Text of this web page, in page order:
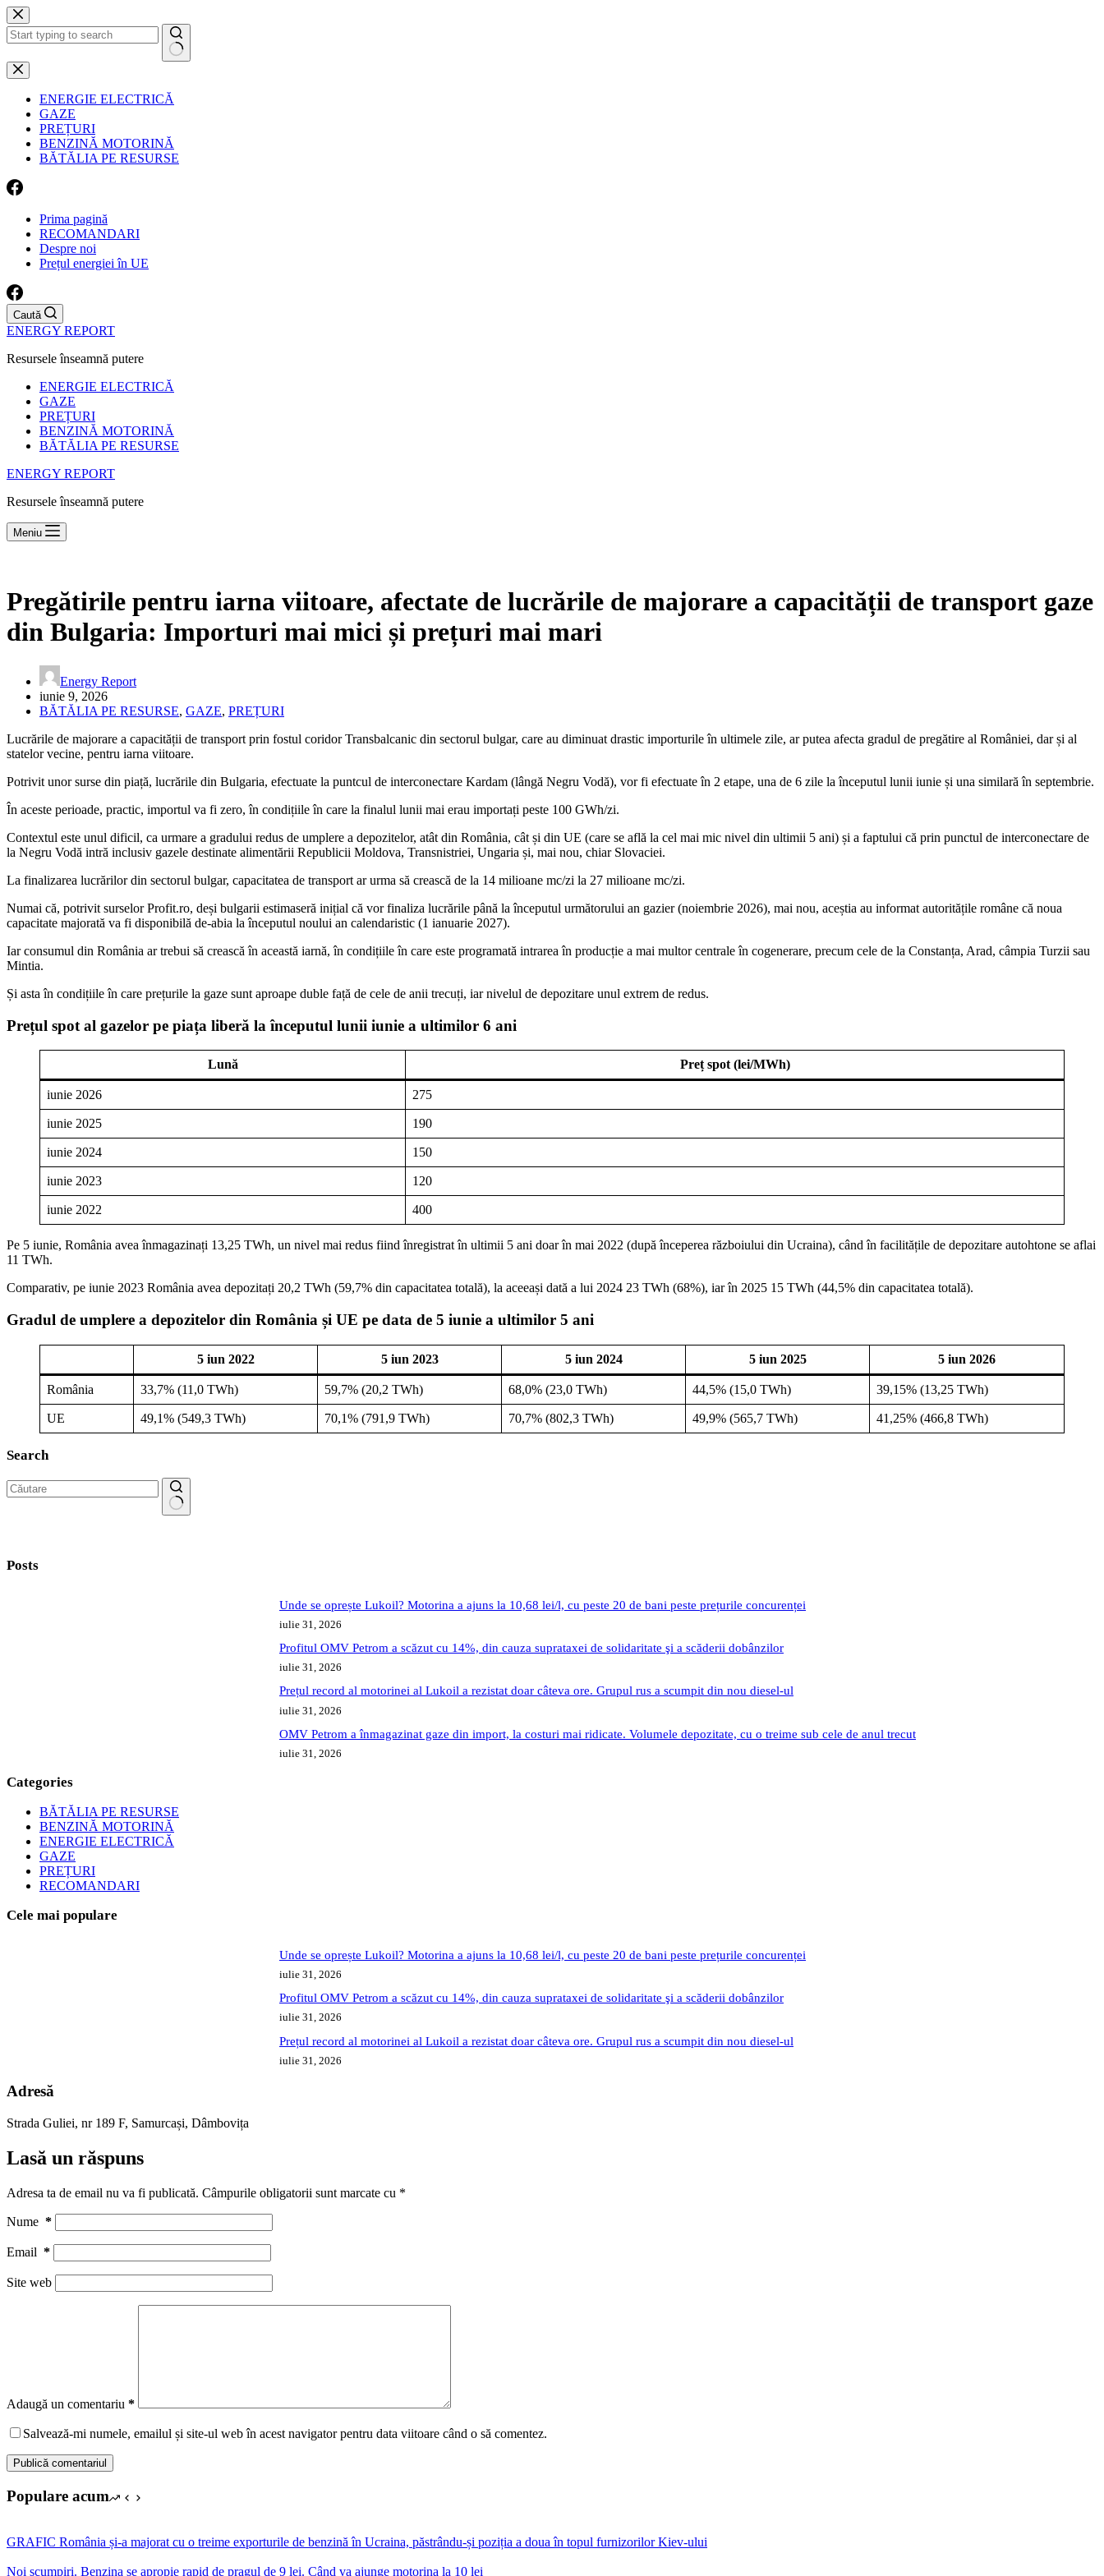
Sari
la
conținut
Niciun
rezultat
ENERGIE ELECTRICĂ
GAZE
PREȚURI
BENZINĂ MOTORINĂ
BĂTĂLIA PE RESURSE
Prima pagină
RECOMANDARI
Despre noi
Prețul energiei în UE
Caută
ENERGY REPORT
Resursele înseamnă putere
ENERGIE ELECTRICĂ
GAZE
PREȚURI
BENZINĂ MOTORINĂ
BĂTĂLIA PE RESURSE
ENERGY REPORT
Resursele înseamnă putere
Meniu
Pregătirile pentru iarna viitoare, afectate de lucrările de majorare a capacității de transport gaze
din Bulgaria: Importuri mai mici și prețuri mai mari
Energy Report
iunie 9, 2026
BĂTĂLIA PE RESURSE, GAZE, PREȚURI
Lucrările de majorare a capacității de transport prin fostul coridor Transbalcanic din sectorul bulgar, care au diminuat drastic importurile în ultimele zile, ar putea afecta gradul de pregătire al României, dar și al
statelor vecine, pentru iarna viitoare.
Potrivit unor surse din piață, lucrările din Bulgaria, efectuate la puntcul de interconectare Kardam (lângă Negru Vodă), vor fi efectuate în 2 etape, una de 6 zile la începutul lunii iunie și una similară în septembrie.
În aceste perioade, practic, importul va fi zero, în condițiile în care la finalul lunii mai erau importați peste 100 GWh/zi.
Contextul este unul dificil, ca urmare a gradului redus de umplere a depozitelor, atât din România, cât și din UE (care se află la cel mai mic nivel din ultimii 5 ani) și a faptului că prin punctul de interconectare de
la Negru Vodă intră inclusiv gazele destinate alimentării Republicii Moldova, Transnistriei, Ungaria și, mai nou, chiar Slovaciei.
La finalizarea lucrărilor din sectorul bulgar, capacitatea de transport ar urma să crească de la 14 milioane mc/zi la 27 milioane mc/zi.
Numai că, potrivit surselor Profit.ro, deși bulgarii estimaseră inițial că vor finaliza lucrările până la începutul următorului an gazier (noiembrie 2026), mai nou, aceștia au informat autoritățile române că noua
capacitate majorată va fi disponibilă de-abia la începutul noului an calendaristic (1 ianuarie 2027).
Iar consumul din România ar trebui să crească în această iarnă, în condițiile în care este programată intrarea în producție a mai multor centrale în cogenerare, precum cele de la Constanța, Arad, câmpia Turzii sau
Mintia.
Și asta în condițiile în care prețurile la gaze sunt aproape duble față de cele de anii trecuți, iar nivelul de depozitare unul extrem de redus.
Prețul spot al gazelor pe piața liberă la începutul lunii iunie a ultimilor 6 ani
Lună Preț spot (lei/MWh)
iunie 2026 275
iunie 2025 190
iunie 2024 150
iunie 2023 120
iunie 2022 400
Pe 5 iunie, România avea înmagazinați 13,25 TWh, un nivel mai redus fiind înregistrat în ultimii 5 ani doar în mai 2022 (după începerea războiului din Ucraina), când în facilitățile de depozitare autohtone se aflai
11 TWh.
Comparativ, pe iunie 2023 România avea depozitați 20,2 TWh (59,7% din capacitatea totală), la aceeași dată a lui 2024 23 TWh (68%), iar în 2025 15 TWh (44,5% din capacitatea totală).
Gradul de umplere a depozitelor din România și UE pe data de 5 iunie a ultimilor 5 ani
5 iun 2022 5 iun 2023 5 iun 2024 5 iun 2025 5 iun 2026
România 33,7% (11,0 TWh) 59,7% (20,2 TWh) 68,0% (23,0 TWh) 44,5% (15,0 TWh) 39,15% (13,25 TWh)
UE 49,1% (549,3 TWh) 70,1% (791,9 TWh) 70,7% (802,3 TWh) 49,9% (565,7 TWh) 41,25% (466,8 TWh)
Search
Posts
Unde se oprește Lukoil? Motorina a ajuns la 10,68 lei/l, cu peste 20 de bani peste prețurile concurenței
iulie 31, 2026
Profitul OMV Petrom a scăzut cu 14%, din cauza suprataxei de solidaritate şi a scăderii dobânzilor
iulie 31, 2026
Prețul record al motorinei al Lukoil a rezistat doar câteva ore. Grupul rus a scumpit din nou diesel-ul
iulie 31, 2026
OMV Petrom a înmagazinat gaze din import, la costuri mai ridicate. Volumele depozitate, cu o treime sub cele de anul trecut
iulie 31, 2026
Categories
BĂTĂLIA PE RESURSE
BENZINĂ MOTORINĂ
ENERGIE ELECTRICĂ
GAZE
PREȚURI
RECOMANDARI
Cele mai populare
Unde se oprește Lukoil? Motorina a ajuns la 10,68 lei/l, cu peste 20 de bani peste prețurile concurenței
iulie 31, 2026
Profitul OMV Petrom a scăzut cu 14%, din cauza suprataxei de solidaritate şi a scăderii dobânzilor
iulie 31, 2026
Prețul record al motorinei al Lukoil a rezistat doar câteva ore. Grupul rus a scumpit din nou diesel-ul
iulie 31, 2026
Adresă
Strada Guliei, nr 189 F, Samurcași, Dâmbovița
Lasă un răspuns
Adresa ta de email nu va fi publicată. Câmpurile obligatorii sunt marcate cu *
Nume *
Email *
Site web
Adaugă un comentariu *
Salvează-mi numele, emailul și site-ul web în acest navigator pentru data viitoare când o să comentez.
Publică comentariul
Populare acum
GRAFIC România și-a majorat cu o treime exporturile de benzină în Ucraina, păstrându-și poziția a doua în topul furnizorilor Kiev-ului
Noi scumpiri. Benzina se apropie rapid de pragul de 9 lei. Când va ajunge motorina la 10 lei